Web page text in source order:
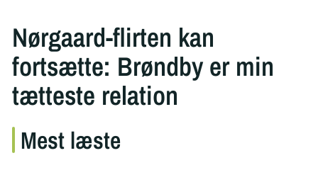
Nørgaard-flirten kan
fortsætte: Brøndby er min
tætteste relation
Mest læste